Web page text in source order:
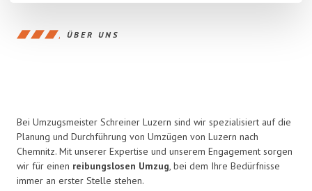
ÜBER UNS
Bei Umzugsmeister Schreiner Luzern sind wir spezialisiert auf die
Planung und Durchführung von Umzügen von Luzern nach
Chemnitz. Mit unserer Expertise und unserem Engagement sorgen
wir für einen reibungslosen Umzug, bei dem Ihre Bedürfnisse
immer an erster Stelle stehen.